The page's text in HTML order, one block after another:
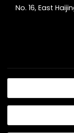
201-32, No. 16,